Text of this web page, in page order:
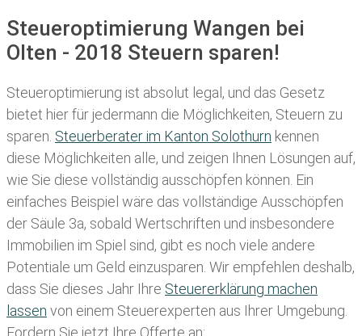
Steueroptimierung Wangen bei
Olten - 2018 Steuern sparen!
Steueroptimierung ist absolut legal, und das Gesetz
bietet hier für jedermann die Möglichkeiten, Steuern zu
sparen. Steuerberater im K anton Solothurn kennen
diese Möglichkeiten alle, und zeigen Ihnen Lösungen auf,
wie Sie diese vollständig ausschöpfen können. Ein
einfaches Beispiel wäre das vollständige Ausschöpfen
der Säule 3a, sobald Wertschriften und insbesondere
Immobilien im Spiel sind, gibt es noch viele andere
Potentiale um Geld einzusparen. Wir empfehlen deshalb,
dass Sie dieses Jahr Ihre Steuererklärung machen
lassen von einem Steuerexperten aus Ihrer Umgebung.
Fordern Sie jetzt Ihre Offerte an: